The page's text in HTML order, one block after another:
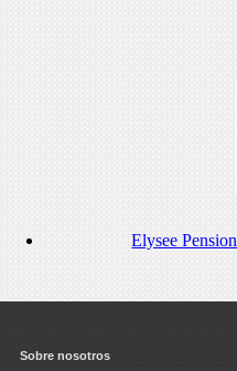
Elysee Pension
Sobre nosotros